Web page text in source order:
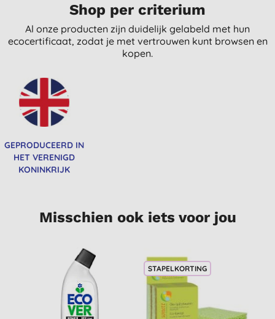
Shop per criterium
Al onze producten zijn duidelijk gelabeld met hun
ecocertificaat, zodat je met vertrouwen kunt browsen en
kopen.
GEPRODUCEERD IN
HET VERENIGD
KONINKRIJK
Misschien ook iets voor jou
STAPELKORTING